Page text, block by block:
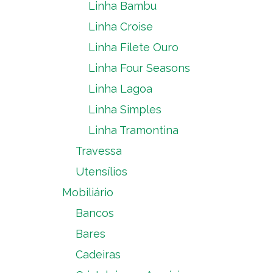
Linha Bambu
Linha Croise
Linha Filete Ouro
Linha Four Seasons
Linha Lagoa
Linha Simples
Linha Tramontina
Travessa
Utensílios
Mobiliário
Bancos
Bares
Cadeiras